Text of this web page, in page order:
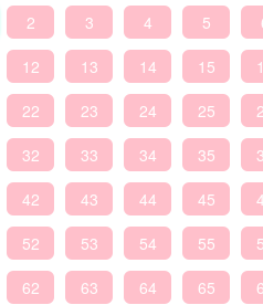
2 3 4 5
12 13 14 15
22 23 24 25
32 33 34 35
42 43 44 45
52 53 54 55
62 63 64 65